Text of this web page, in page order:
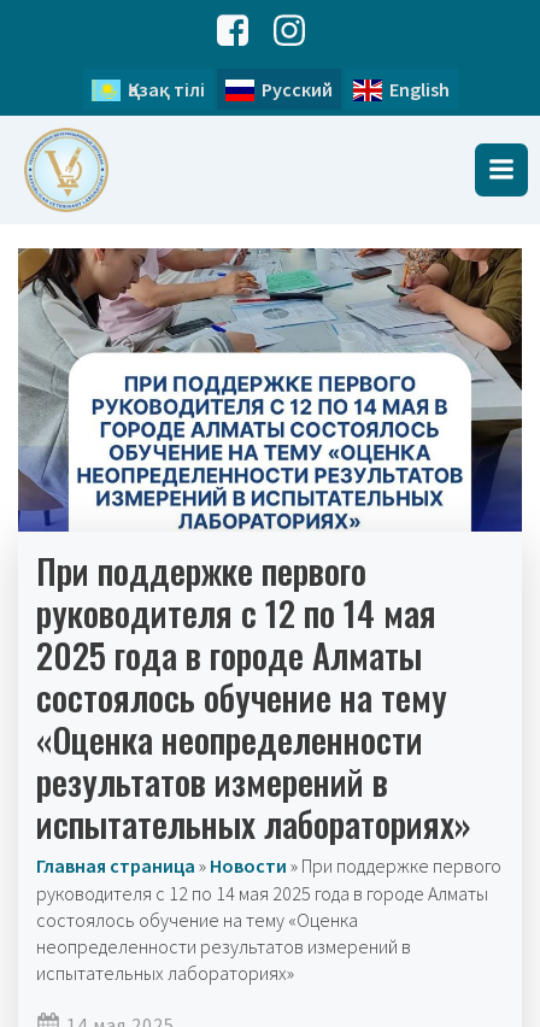
Қазақ тілі Русский English
При поддержке первого
руководителя с 12 по 14 мая
2025 года в городе Алматы
состоялось обучение на тему
«Оценка неопределенности
результатов измерений в
испытательных лабораториях»
Главная страница » Новости » При поддержке первого
руководителя с 12 по 14 мая 2025 года в городе Алматы
состоялось обучение на тему «Оценка
неопределенности результатов измерений в
испытательных лабораториях»